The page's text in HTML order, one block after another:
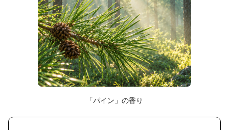
「パイン」の香り